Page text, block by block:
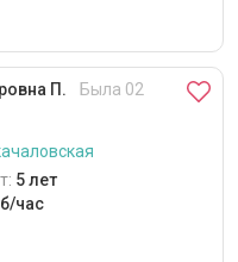
П.
Была 02
5 лет
час